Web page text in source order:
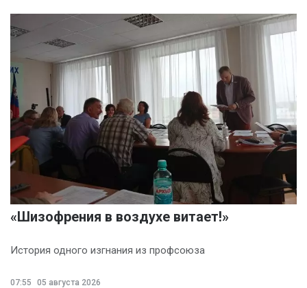
«Шизофрения в воздухе витает!»
История одного изгнания из профсоюза
07:55
05 августа 2026